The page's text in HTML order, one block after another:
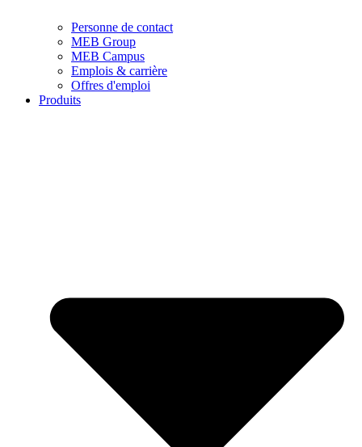
Personne de contact
MEB Group
MEB Campus
Emplois & carrière
Offres d'emploi
Produits